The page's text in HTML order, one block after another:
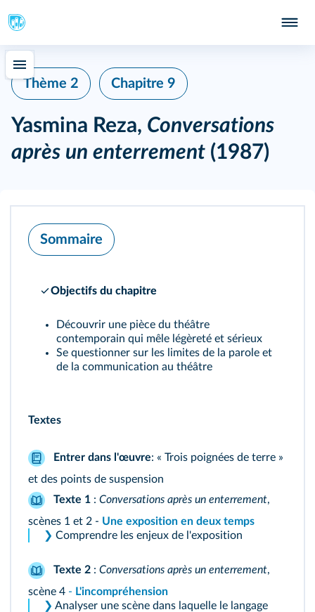
Thème 2 Chapitre 9
Yasmina Reza, Conversations
après un enterrement (1987)
Sommaire
Objectifs du chapitre
Découvrir une pièce du théâtre
contemporain qui mêle légèreté et sérieux
Se questionner sur les limites de la parole et
de la communication au théâtre
Textes
Entrer dans l'œuvre: « Trois poignées de terre »
et des points de suspension
Texte 1 : Conversations après un enterrement,
scènes 1 et 2 - Une exposition en deux temps
❯ Comprendre les enjeux de l'exposition
Texte 2 : Conversations après un enterrement,
scène 4 - L'incompréhension
❯ Analyser une scène dans laquelle le langage